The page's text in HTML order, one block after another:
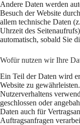
Andere Daten werden
Besuch der Website
allem technische Daten
Uhrzeit des
automatisch, sobald Sie
Wofür nutzen wir Ihre
Ein Teil der Daten wird
Website zu
Nutzerverhaltens
geschlossen oder
Daten auch für
Auftragsanfragen